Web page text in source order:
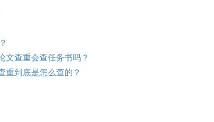
文查重会查任务书吗？
重到底是怎么查的？